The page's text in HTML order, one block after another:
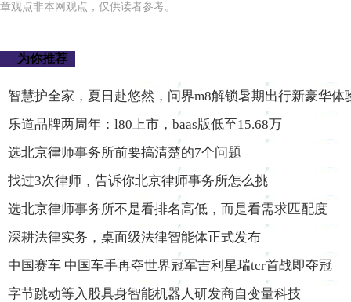
章观点非本网观点，仅供读者参考。
为你推荐
智慧护全家，夏日赴悠然，问界m8解锁暑期出行新豪华体
乐道品牌两周年：l80上市，baas版低至15.68万
选北京律师事务所前要搞清楚的7个问题
找过3次律师，告诉你北京律师事务所怎么挑
选北京律师事务所不是看排名高低，而是看需求匹配度
深耕法律实务，桌面级法律智能体正式发布
中国赛车 中国车手再夺世界冠军吉利星瑞tcr首战即夺冠
字节跳动等入股具身智能机器人研发商自变量科技